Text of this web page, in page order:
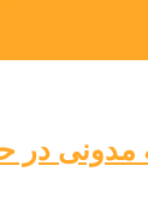
مدونی در